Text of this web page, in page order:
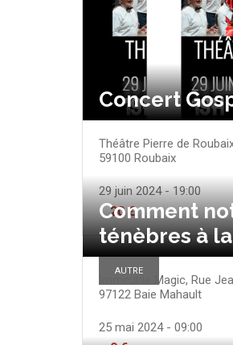
Concert
Théâtre Pierre de
59100 Roubaix
29 juin 2024 - 19:00
20 €
AUTRE
Comment
ténèbres à
Immeuble Magic, Rue
97122 Baie Mahault
25 mai 2024 - 09:00